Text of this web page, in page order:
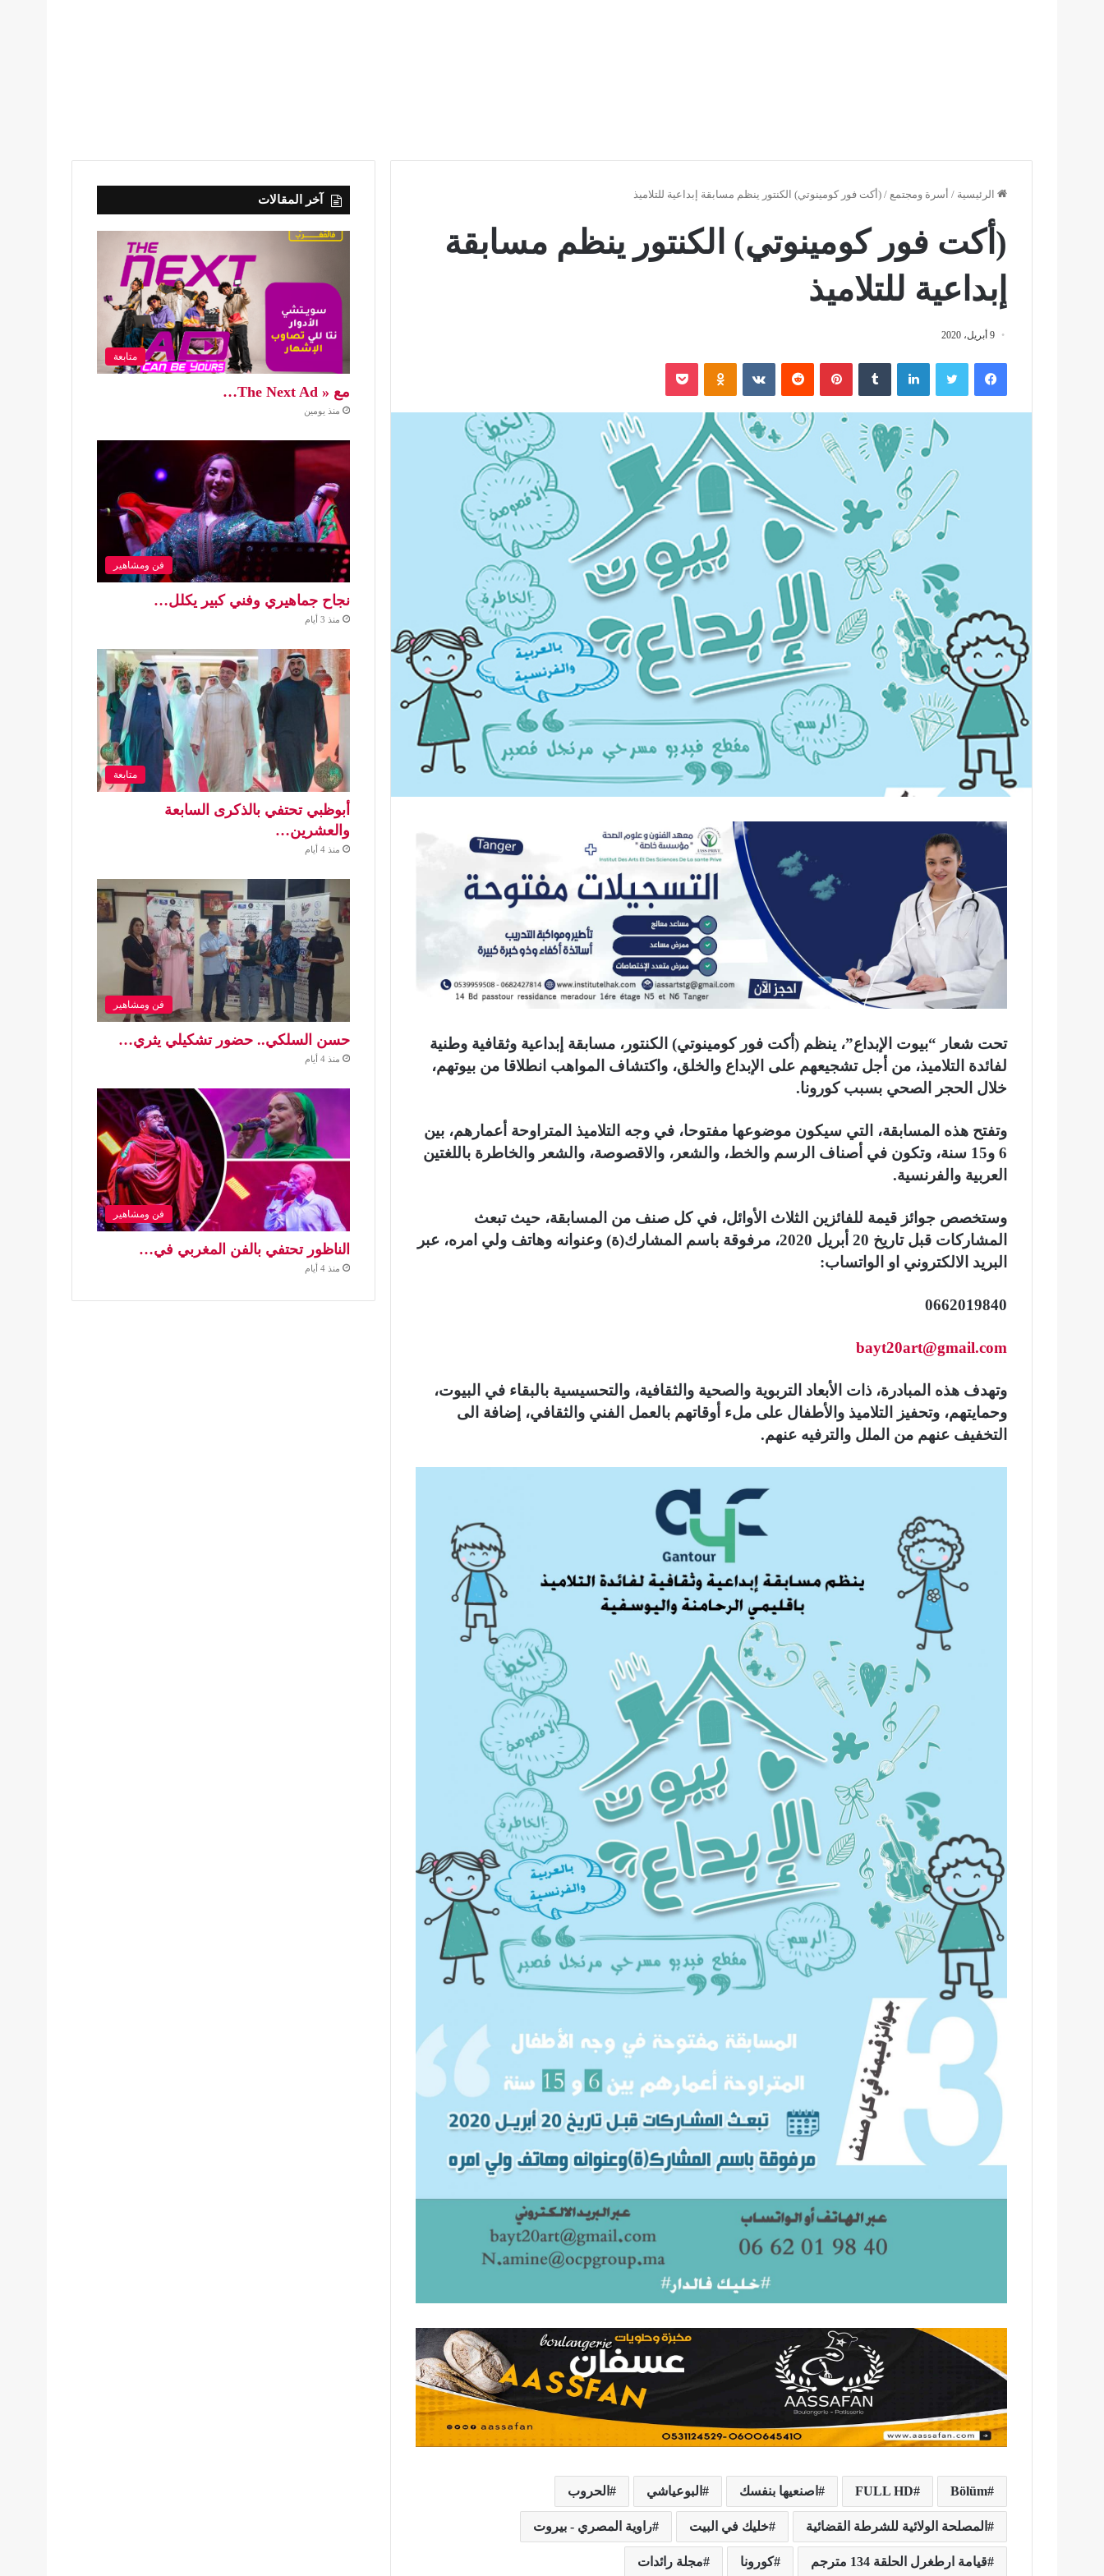
الرئيسية / أسرة ومجتمع / (أكت فور كومينوتي) الكنتور ينظم مسابقة إبداعية للتلاميذ
(أكت فور كومينوتي) الكنتور ينظم مسابقة
إبداعية للتلاميذ
9 أبريل، 2020
فيسبوك تويتر لينكدإن بينتيريست Odnoklassniki
بوكيت
تحت شعار “بيوت الإبداع”، ينظم (أكت فور كومينوتي) الكنتور، مسابقة إبداعية وثقافية وطنية
لفائدة التلاميذ، من أجل تشجيعهم على الإبداع والخلق، واكتشاف المواهب انطلاقا من بيوتهم،
خلال الحجر الصحي بسبب كورونا.
وتفتح هذه المسابقة، التي سيكون موضوعها مفتوحا، في وجه التلاميذ المتراوحة أعمارهم، بين
6 و15 سنة، وتكون في أصناف الرسم والخط، والشعر، والاقصوصة، والشعر والخاطرة باللغتين
العربية والفرنسية.
وستخصص جوائز قيمة للفائزين الثلاث الأوائل، في كل صنف من المسابقة، حيث تبعث
المشاركات قبل تاريخ 20 أبريل 2020، مرفوقة باسم المشارك(ة) وعنوانه وهاتف ولي امره، عبر
البريد الالكتروني او الواتساب:
0662019840
bayt20art@gmail.com
وتهدف هذه المبادرة، ذات الأبعاد التربوية والصحية والثقافية، والتحسيسية بالبقاء في البيوت،
وحمايتهم، وتحفيز التلاميذ والأطفال على ملء أوقاتهم بالعمل الفني والثقافي، إضافة الى
التخفيف عنهم من الملل والترفيه عنهم.
Bölüm
FULL HD اصنعيها بنفسك البوعياشي الحروب
المصلحة الولائية للشرطة القضائية خليك في البيت راوية المصري - بيروت
قيامة ارطغرل الحلقة 134 مترجم كورونا مجلة رائدات
آخر المقالات
متابعة
مع « The Next Ad…
منذ يومين
فن ومشاهير
نجاح جماهيري وفني كبير يكلل…
منذ 3 أيام
متابعة
أبوظبي تحتفي بالذكرى السابعة
والعشرين…
منذ 4 أيام
فن ومشاهير
حسن السلكي.. حضور تشكيلي يثري…
منذ 4 أيام
فن ومشاهير
الناظور تحتفي بالفن المغربي في…
منذ 4 أيام